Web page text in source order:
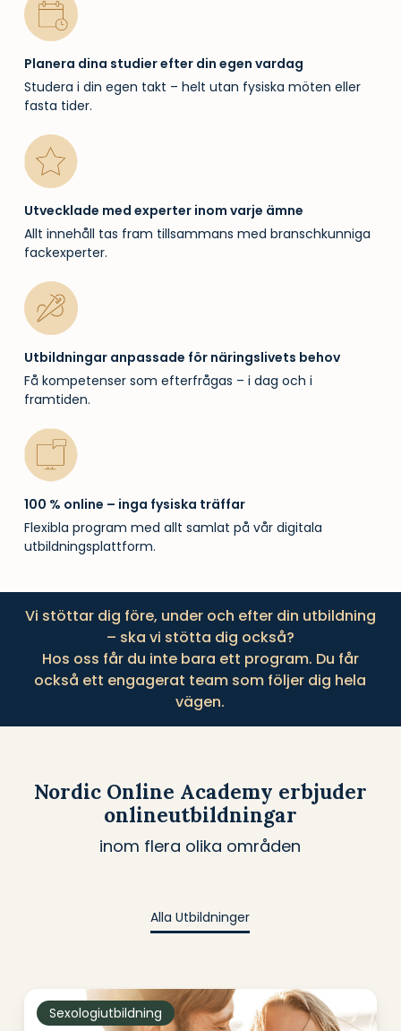
Planera dina studier efter din egen vardag
Studera i din egen takt – helt utan fysiska möten eller
fasta tider.
Utvecklade med experter inom varje ämne
Allt innehåll tas fram tillsammans med branschkunniga
fackexperter.
Utbildningar anpassade för näringslivets behov
Få kompetenser som efterfrågas – i dag och i
framtiden.
100 % online – inga fysiska träffar
Flexibla program med allt samlat på vår digitala
utbildningsplattform.
Vi stöttar dig före, under och efter din utbildning
– ska vi stötta dig också?
Hos oss får du inte bara ett program. Du får
också ett engagerat team som följer dig hela
vägen.
Nordic Online Academy erbjuder
onlineutbildningar
inom flera olika områden
Alla Utbildninger
Sexologiutbildning
Sexologiutbildning